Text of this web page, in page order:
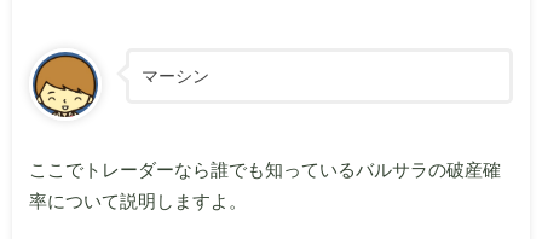
マーシン
ここでトレーダーなら誰でも知っているバルサラの破産確
率について説明しますよ。